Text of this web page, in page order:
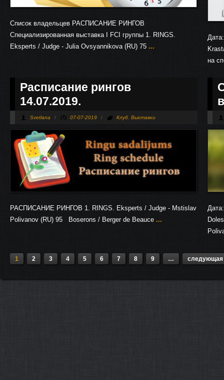
Список владельцев РАСПИСАНИЕ РИНГОВ
Специализированная выставка I FCI группы 1. RINGS.
Eksperts / Judge - Julia Ovsyannikova (RU) 75 ...
на
Расписание рингов
14.07.2019.
Svetlana / 07-07-2019 / Клуб Выставки
РАСПИСАНИЕ РИНГОВ 1. RINGS. Eksperts / Judge - Mstislav
Polivanov (RU) 95 Boserons / Berger de Beauce ...
1 2 3 4 5 6 7 8 9 … следующая